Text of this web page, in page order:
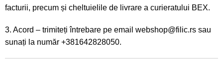
facturii, precum și cheltuielile de livrare a curieratului BEX.
3. Acord – trimiteți întrebare pe email webshop@filic.rs sau
sunați la număr +381642828050.